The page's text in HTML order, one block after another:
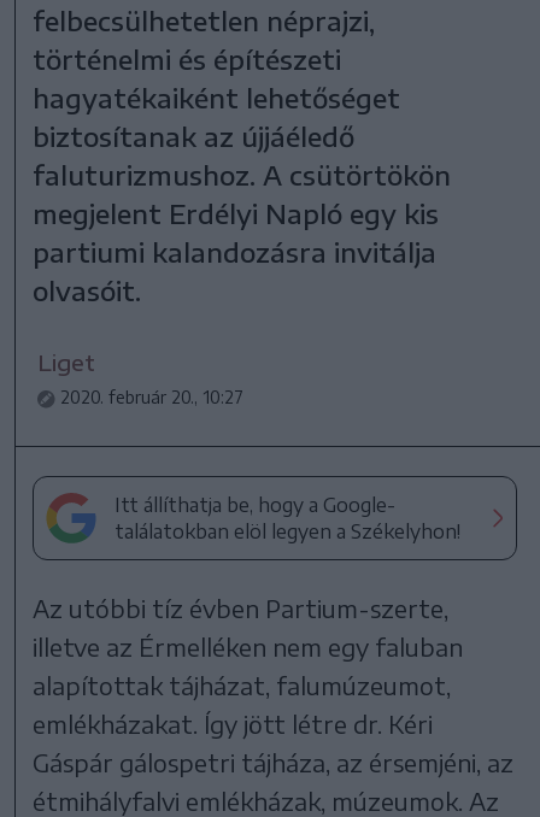
felbecsülhetetlen néprajzi,
történelmi és építészeti
hagyatékaiként lehetőséget
biztosítanak az újjáéledő
faluturizmushoz. A csütörtökön
megjelent Erdélyi Napló egy kis
partiumi kalandozásra invitálja
olvasóit.
Liget
2020. február 20., 10:27
Itt állíthatja be, hogy a Google-
találatokban elöl legyen a Székelyhon!
Az utóbbi tíz évben Partium-szerte,
illetve az Érmelléken nem egy faluban
alapítottak tájházat, falumúzeumot,
emlékházakat. Így jött létre dr. Kéri
Gáspár gálospetri tájháza, az érsemjéni, az
étmihályfalvi emlékházak, múzeumok. Az